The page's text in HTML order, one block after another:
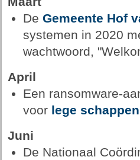
De Gemeente Hof
systemen in 2020
wachtwoord,
April
Een ransomware-
voor lege schappen
Juni
De Nationaal